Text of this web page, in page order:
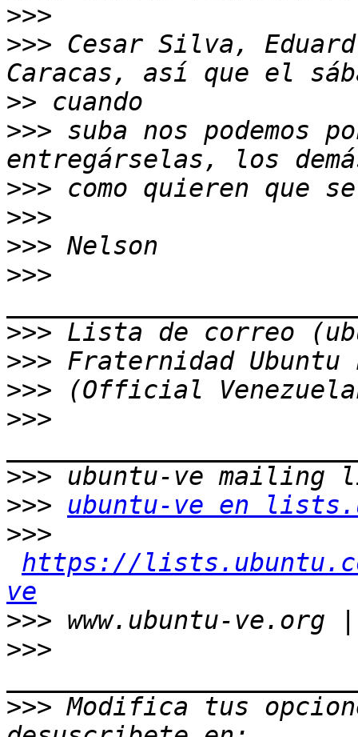
>>>
>>> Cesar Silva,
>>
>>> suba nos podemos
>>>
>>>
>>>
>>>
>>>
>>>
>>>
>>>
>>>
>>>
ubuntu-ve en
>>>
https://
ve
>>>
>>>
>>> Modifica tus